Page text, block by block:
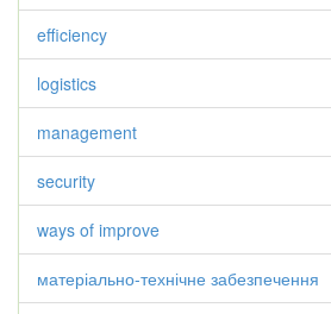
efficiency
logistics
management
security
ways of improve
матеріально-технічне забезпечення